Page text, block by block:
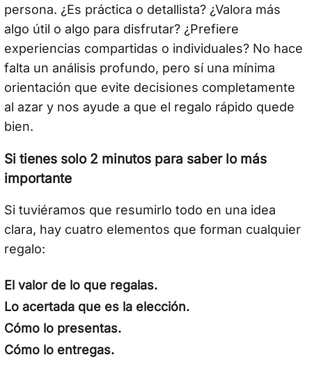
persona. ¿Es práctica o detallista? ¿Valora más
algo útil o algo para disfrutar? ¿Prefiere
experiencias compartidas o individuales? No hace
falta un análisis profundo, pero sí una mínima
orientación que evite decisiones completamente
al azar y nos ayude a que el regalo rápido quede
bien.
Si tienes solo 2 minutos para saber lo más
importante
Si tuviéramos que resumirlo todo en una idea
clara, hay cuatro elementos que forman cualquier
regalo:
El valor de lo que regalas.
Lo acertada que es la elección.
Cómo lo presentas.
Cómo lo entregas.